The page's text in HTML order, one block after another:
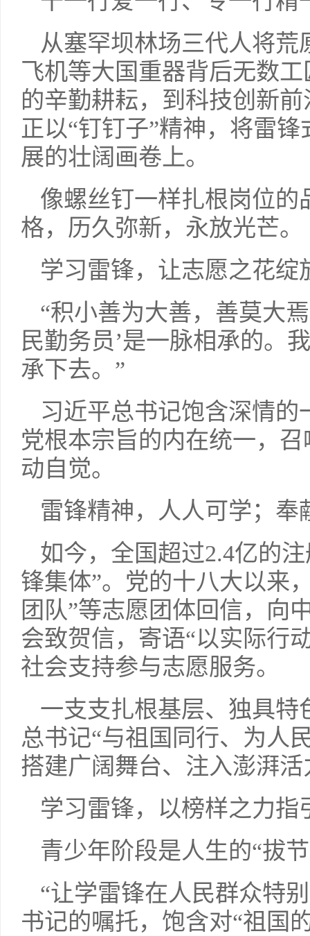
从塞罕坝林场三代人将
飞机等大国重器背后无数
的辛勤耕耘，到科技创新
正以“钉钉子”精神，将雷
展的壮阔画卷上。
像螺丝钉一样扎根岗位
格，历久弥新，永放光芒。
学习雷锋，让志愿之花
“积小善为大善，善莫大
民勤务员’是一脉相承的。
承下去。”
习近平总书记饱含深情
党根本宗旨的内在统一，
动自觉。
雷锋精神，人人可学；奉
如今，全国超过2.4亿的
锋集体”。党的十八大以来
团队”等志愿团体回信，向
会致贺信，寄语“以实际行
社会支持参与志愿服务。
一支支扎根基层、独具
总书记“与祖国同行、为人
搭建广阔舞台、注入澎湃活
学习雷锋，以榜样之力
青少年阶段是人生的“拔
“让学雷锋在人民群众特
书记的嘱托，饱含对“祖国